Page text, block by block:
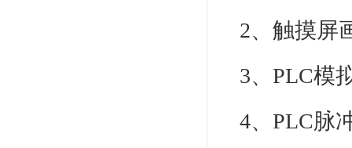
2、触摸屏
3、PLC模
4、PLC脉